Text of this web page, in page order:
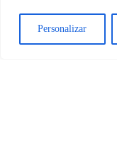
Personalizar